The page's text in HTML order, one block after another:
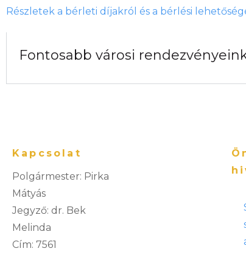
Részletek a bérleti díjakról és a bérlési
Fontosabb városi
Kapcsolat
Polgármester: Pirka
Mátyás
Jegyző: dr. Bek
Melinda
Cím: 7561